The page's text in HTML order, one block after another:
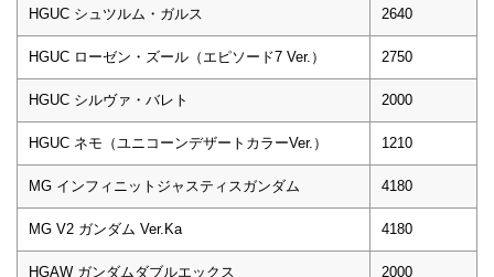
HGUC シュツルム・ガルス 2640
HGUC ローゼン・ズール（エピソード7 Ver.） 2750
HGUC シルヴァ・バレト 2000
HGUC ネモ（ユニコーンデザートカラーVer.） 1210
MG インフィニットジャスティスガンダム 4180
MG V2 ガンダム Ver.Ka 4180
HGAW ガンダムダブルエックス 2000